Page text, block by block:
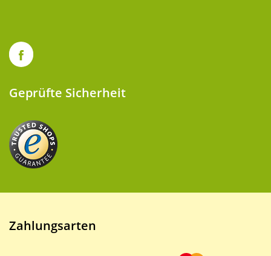
Geprüfte Sicherheit
Zahlungsarten